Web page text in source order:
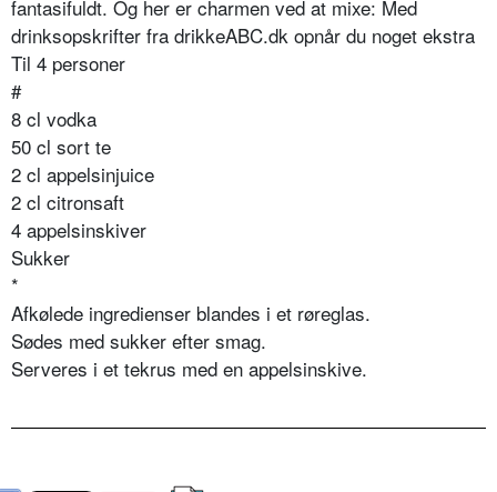
fantasifuldt. Og her er charmen ved at mixe: Med
drinksopskrifter fra drikkeABC.dk opnår du noget ekstra
Til 4 personer
#
8 cl vodka
50 cl sort te
2 cl appelsinjuice
2 cl citronsaft
4 appelsinskiver
Sukker
*
Afkølede ingredienser blandes i et røreglas.
Sødes med sukker efter smag.
Serveres i et tekrus med en appelsinskive.